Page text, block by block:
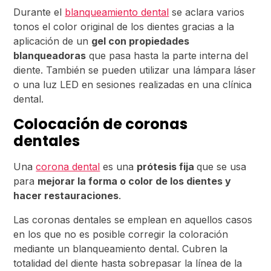
Durante el blanqueamiento dental se aclara varios
tonos el color original de los dientes gracias a la
aplicación de un gel con propiedades
blanqueadoras que pasa hasta la parte interna del
diente. También se pueden utilizar una lámpara láser
o una luz LED en sesiones realizadas en una clínica
dental.
Colocación de coronas
dentales
Unacorona dental es una prótesis fijaque se usa
para mejorar la forma o color de los dientes y
hacer restauraciones.
Las coronas dentales se emplean en aquellos casos
en los que no es posible corregir la coloración
mediante un blanqueamiento dental. Cubren la
totalidad del diente hasta sobrepasar la línea de la